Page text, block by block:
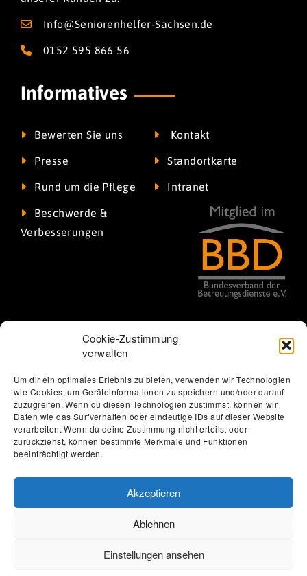
Cookie-Zustimmung
verwalten
Um dir ein optimales Erlebnis zu bieten, verwenden wir Technologien
wie Cookies, um Geräteinformationen zu speichern und/oder darauf
zuzugreifen. Wenn du diesen Technologien zustimmst, können wir
Daten wie das Surfverhalten oder eindeutige IDs auf dieser Website
verarbeiten. Wenn du deine Zustimmung nicht erteilst oder
zurückziehst, können bestimmte Merkmale und Funktionen
beeinträchtigt werden.
Akzeptieren
Ablehnen
Einstellungen ansehen
Info@Seniorenhelfer-Sachsen.de
0152 595 866 56
Informatives
Bewerten Sie uns Kontakt
Presse Standortkarte
Rund um die Pflege Intranet
Beschwerde &
Verbesserungen
Thomas Löbel | The Web Designer
Datenschutzerklärung
Erklärung zur Barrierefreiheit
Impressum
Förderung Jobs Kontakt